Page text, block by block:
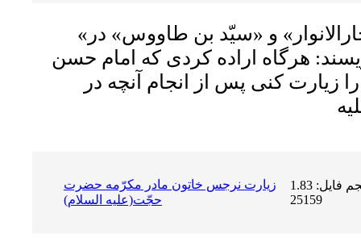
«علاّمه مجلسى» در «بحارالانوار» و «سیّد بن طاووس» در
هرگاه اراده کردى که امام حسن
زیارت کنى پس از انجام آنچه در
زیارت نرجس خاتون مادر مکرّمه حضرت
حجّت(علیه السلام)
حجم فایل: 1.83 MB | دریافت ها:
25159